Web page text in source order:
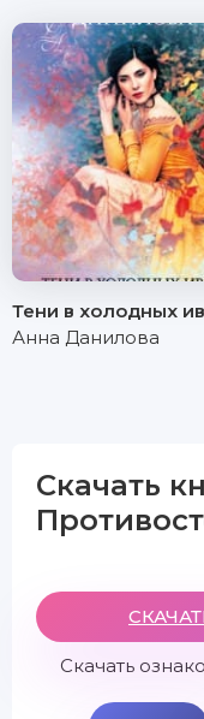
Тени в холодных
Анна Данилова
Скачать
Скачать